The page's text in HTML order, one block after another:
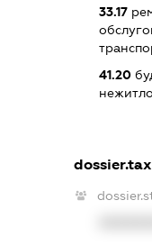
33.17
41.20
dossier.tax